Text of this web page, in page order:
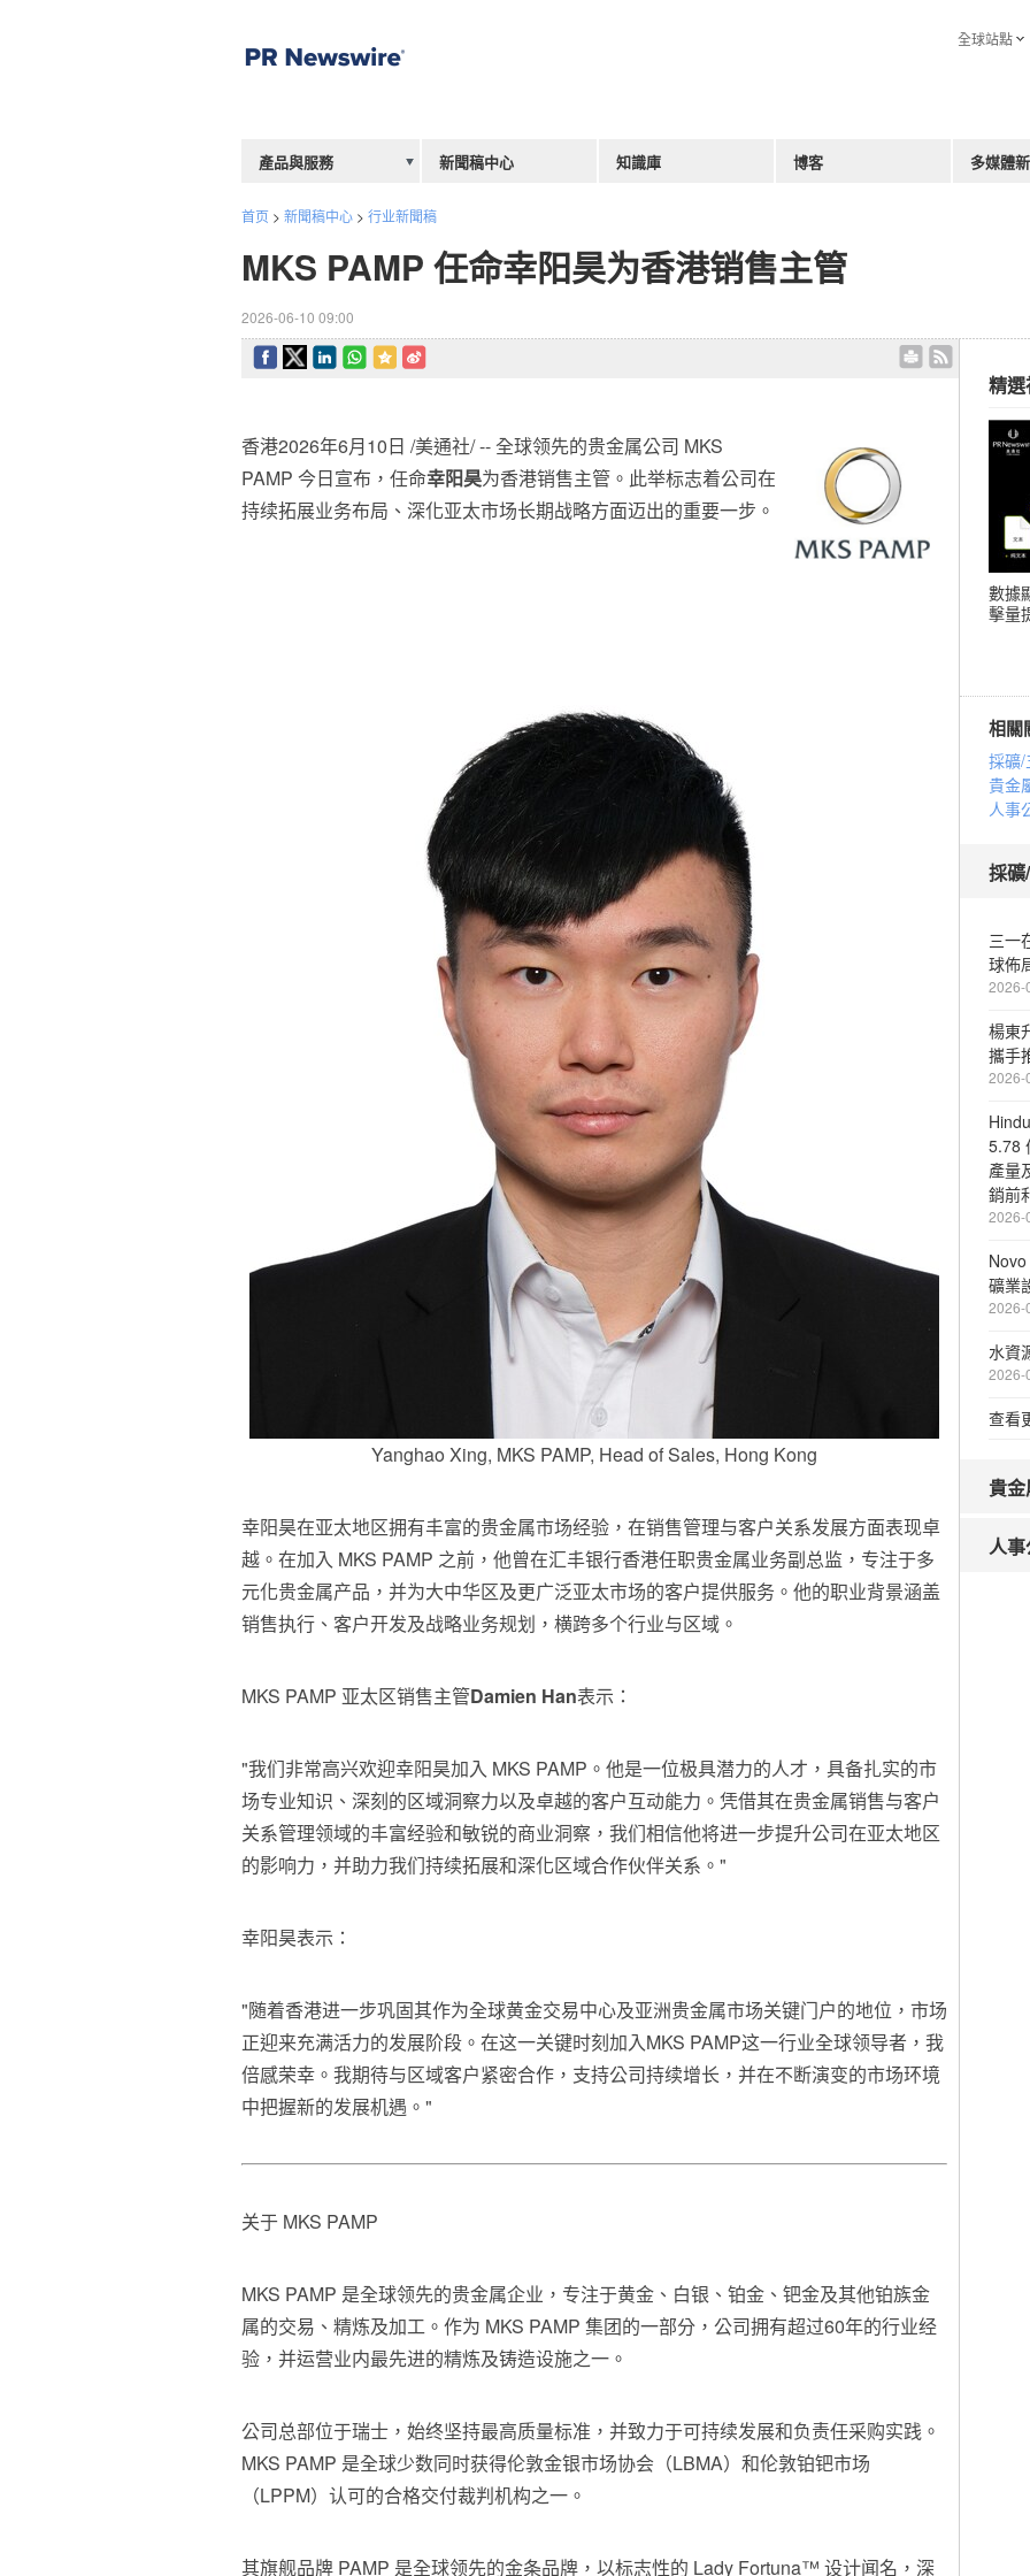
首页> 新聞稿中心> 行业新聞稿
MKS PAMP 任命幸阳昊为香港销售主管
2026-06-10 09:00
香港2026年6月10日 /美通社/ -- 全球领先的贵金属公司 MKS
PAMP 今日宣布，任命幸阳昊为香港销售主管。此举标志着公司在
持续拓展业务布局、深化亚太市场长期战略方面迈出的重要一步。
Yanghao Xing, MKS PAMP, Head of Sales, Hong Kong
幸阳昊在亚太地区拥有丰富的贵金属市场经验，在销售管理与客户关系发展方面表现卓
越。在加入 MKS PAMP 之前，他曾在汇丰银行香港任职贵金属业务副总监，专注于多
元化贵金属产品，并为大中华区及更广泛亚太市场的客户提供服务。他的职业背景涵盖
销售执行、客户开发及战略业务规划，横跨多个行业与区域。
MKS PAMP 亚太区销售主管Damien Han表示：
"我们非常高兴欢迎幸阳昊加入 MKS PAMP。他是一位极具潜力的人才，具备扎实的市
场专业知识、深刻的区域洞察力以及卓越的客户互动能力。凭借其在贵金属销售与客户
关系管理领域的丰富经验和敏锐的商业洞察，我们相信他将进一步提升公司在亚太地区
的影响力，并助力我们持续拓展和深化区域合作伙伴关系。"
幸阳昊表示：
"随着香港进一步巩固其作为全球黄金交易中心及亚洲贵金属市场关键门户的地位，市场
正迎来充满活力的发展阶段。在这一关键时刻加入MKS PAMP这一行业全球领导者，我
倍感荣幸。我期待与区域客户紧密合作，支持公司持续增长，并在不断演变的市场环境
中把握新的发展机遇。"
关于 MKS PAMP
MKS PAMP 是全球领先的贵金属企业，专注于黄金、白银、铂金、钯金及其他铂族金
属的交易、精炼及加工。作为 MKS PAMP 集团的一部分，公司拥有超过60年的行业经
验，并运营业内最先进的精炼及铸造设施之一。
公司总部位于瑞士，始终坚持最高质量标准，并致力于可持续发展和负责任采购实践。
MKS PAMP 是全球少数同时获得伦敦金银市场协会（LBMA）和伦敦铂钯市场
（LPPM）认可的合格交付裁判机构之一。
其旗舰品牌 PAMP 是全球领先的金条品牌，以标志性的 Lady Fortuna™ 设计闻名，深
精
數據
擊量
相關
採礦/
貴金
人事
採
三一
球佈
2026-
楊東
攜手
2026-
5.78
產量
銷前
2026-
礦業
2026-
水資
2026-
查看
貴
人
全球站點
產品與服務 新聞稿中心 知識庫 博客 多媒體